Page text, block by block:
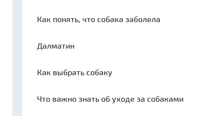
Как понять, что собака заболела
Далматин
Как выбрать собаку
Что важно знать об уходе за собаками